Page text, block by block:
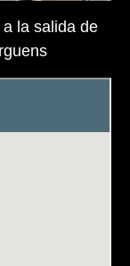
la salida de